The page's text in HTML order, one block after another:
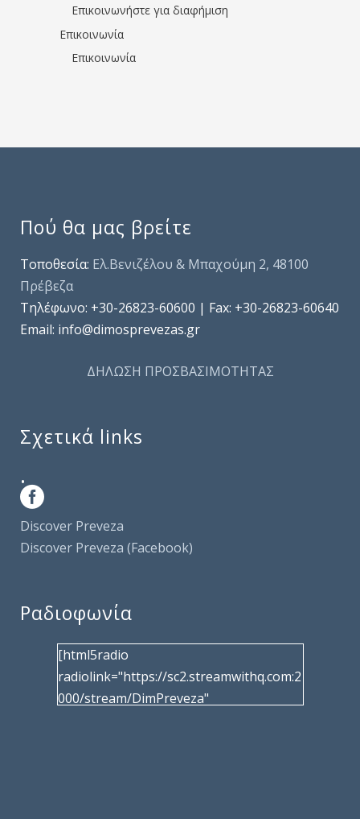
Επικοινωνήστε για διαφήμιση
Επικοινωνία
Επικοινωνία
Πού θα μας βρείτε
Τοποθεσία: Ελ.Βενιζέλου & Μπαχούμη 2, 48100
Πρέβεζα
Τηλέφωνo: +30-26823-60600 | Fax: +30-26823-60640
Email: info@dimosprevezas.gr
ΔΗΛΩΣΗ ΠΡΟΣΒΑΣΙΜΟΤΗΤΑΣ
Σχετικά links
.
Discover Preveza
Discover Preveza (Facebook)
Ραδιοφωνία
[html5radio
radiolink="https://sc2.streamwithq.com:2
000/stream/DimPreveza"